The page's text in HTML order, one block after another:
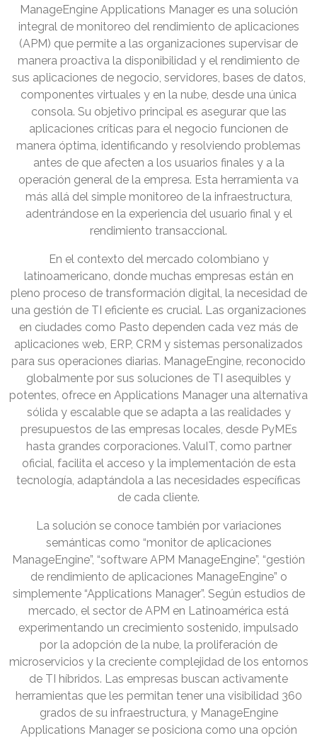
ManageEngine Applications Manager es una solución
integral de monitoreo del rendimiento de aplicaciones
(APM) que permite a las organizaciones supervisar de
manera proactiva la disponibilidad y el rendimiento de
sus aplicaciones de negocio, servidores, bases de datos,
componentes virtuales y en la nube, desde una única
consola. Su objetivo principal es asegurar que las
aplicaciones críticas para el negocio funcionen de
manera óptima, identificando y resolviendo problemas
antes de que afecten a los usuarios finales y a la
operación general de la empresa. Esta herramienta va
más allá del simple monitoreo de la infraestructura,
adentrándose en la experiencia del usuario final y el
rendimiento transaccional.
En el contexto del mercado colombiano y
latinoamericano, donde muchas empresas están en
pleno proceso de transformación digital, la necesidad de
una gestión de TI eficiente es crucial. Las organizaciones
en ciudades como Pasto dependen cada vez más de
aplicaciones web, ERP, CRM y sistemas personalizados
para sus operaciones diarias. ManageEngine, reconocido
globalmente por sus soluciones de TI asequibles y
potentes, ofrece en Applications Manager una alternativa
sólida y escalable que se adapta a las realidades y
presupuestos de las empresas locales, desde PyMEs
hasta grandes corporaciones. ValuIT, como partner
oficial, facilita el acceso y la implementación de esta
tecnología, adaptándola a las necesidades específicas
de cada cliente.
La solución se conoce también por variaciones
semánticas como “monitor de aplicaciones
ManageEngine”, “software APM ManageEngine”, “gestión
de rendimiento de aplicaciones ManageEngine” o
simplemente “Applications Manager”. Según estudios de
mercado, el sector de APM en Latinoamérica está
experimentando un crecimiento sostenido, impulsado
por la adopción de la nube, la proliferación de
microservicios y la creciente complejidad de los entornos
de TI híbridos. Las empresas buscan activamente
herramientas que les permitan tener una visibilidad 360
grados de su infraestructura, y ManageEngine
Applications Manager se posiciona como una opción